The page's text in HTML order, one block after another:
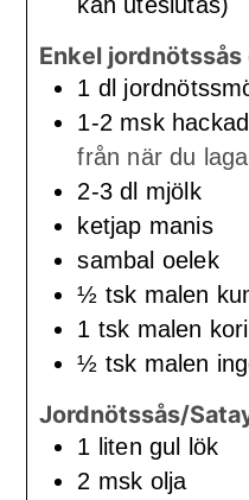
Enkel
1 dl
1-2 msk
från när du
2-3dl mjölk
ketjap manis
sambal oelek
½ tsk malen
1 tsk malen
½ tsk malen
Jordnötssås/
1 liten gul lök
2 msk olja